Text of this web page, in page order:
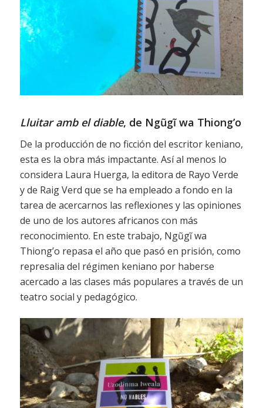
Lluitar amb el diable, de Ngũgĩ wa Thiong’o
De la producción de no ficción del escritor keniano,
esta es la obra más impactante. Así al menos lo
considera Laura Huerga, la editora de Rayo Verde
y de Raig Verd que se ha empleado a fondo en la
tarea de acercarnos las reflexiones y las opiniones
de uno de los autores africanos con más
reconocimiento. En este trabajo, Ngũgĩ wa
Thiong’o repasa el año que pasó en prisión, como
represalia del régimen keniano por haberse
acercado a las clases más populares a través de un
teatro social y pedagógico.